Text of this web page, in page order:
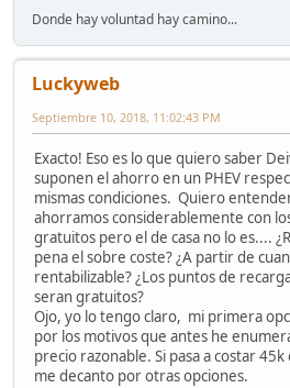
Donde hay voluntad hay camino...
Luckyweb
Septiembre 10, 2018, 11:02:43 PM
Exacto! Eso es lo que quiero saber
suponen el ahorro en un PHEV
mismas condiciones. Quiero
ahorramos considerablemente con
gratuitos pero el de casa no lo es....
pena el sobre coste? ¿A partir de
rentabilizable? ¿Los puntos de
seran gratuitos?
Ojo, yo lo tengo claro, mi primera
por los motivos que antes he
precio razonable. Si pasa a costar
me decanto por otras opciones.